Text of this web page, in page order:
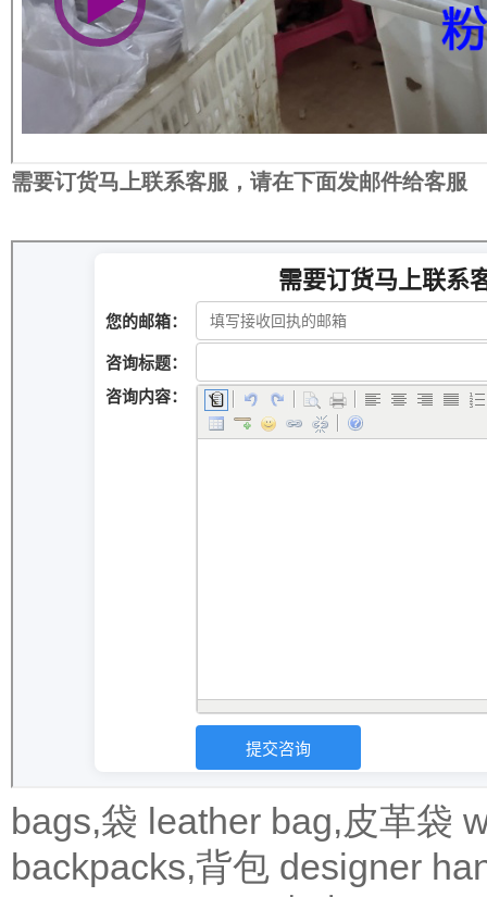
需要订货马上联系客服，请在下面发邮件给客服
bags,袋 leather bag,皮革袋
backpacks,背包 designer